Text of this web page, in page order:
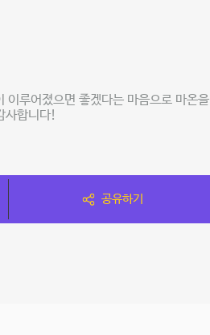
이루어졌으면 좋겠다는 마음으로 마온을
사합니다!
공유하기